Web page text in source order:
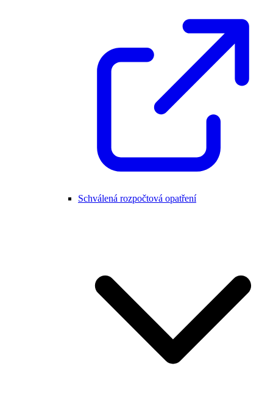
Schválená rozpočtová opatření